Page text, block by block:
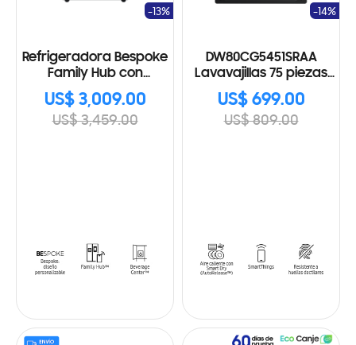
Refrigeradora Bespoke
Family Hub con
Beverage Center 29
Cu.ft., 806L
RF29BB8900JMAP
US$ 3,009.00
US$ 3,459.00
-13%
DW80CG5451SRAA
Lavavajillas 75 piezas
con SmartThings
US$ 699.00
US$ 809.00
-14%